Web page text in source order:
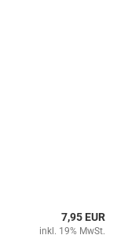
7,95 EUR
inkl. 19% MwSt.